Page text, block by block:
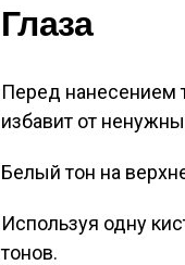
Глаза
Перед нанесением
избавит от
Белый тон на
Используя одну
тонов.